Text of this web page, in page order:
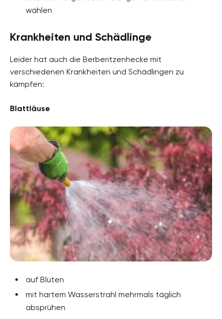
wählen
Krankheiten und Schädlinge
Leider hat auch die Berberitzenhecke mit
verschiedenen Krankheiten und Schädlingen zu
kämpfen:
Blattläuse
auf Blüten
mit hartem Wasserstrahl mehrmals täglich
absprühen